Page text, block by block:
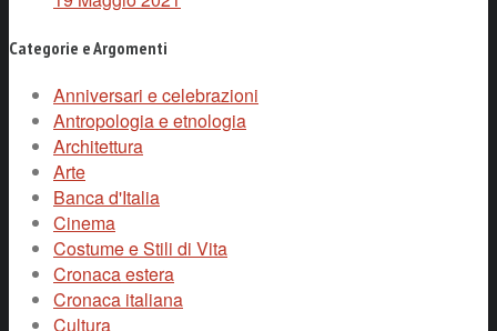
Categorie e Argomenti
Anniversari e celebrazioni
Antropologia e etnologia
Architettura
Arte
Banca d'Italia
Cinema
Costume e Stili di Vita
Cronaca estera
Cronaca italiana
Cultura